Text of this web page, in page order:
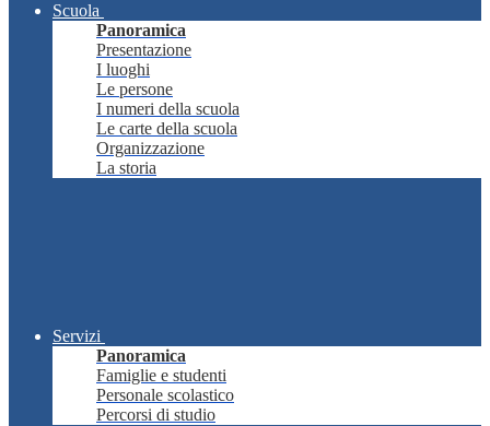
Scuola
Panoramica
Presentazione
I luoghi
Le persone
I numeri della scuola
Le carte della scuola
Organizzazione
La storia
Servizi
Panoramica
Famiglie e studenti
Personale scolastico
Percorsi di studio